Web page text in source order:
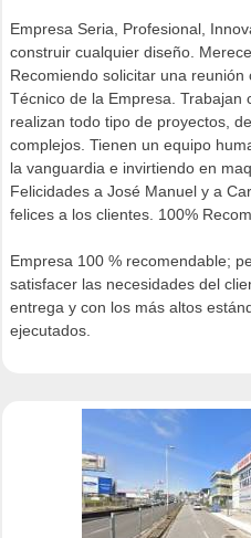
Empresa Seria, Profesional,
construir cualquier diseño.
Recomiendo solicitar una
Técnico de la Empresa. Trabajan
realizan todo tipo de proyectos,
complejos. Tienen un equipo
la vanguardia e invirtiendo en
Felicidades a José Manuel y a
felices a los clientes. 100%
Empresa 100 % recomendable;
satisfacer las necesidades del
entrega y con los más altos
ejecutados.